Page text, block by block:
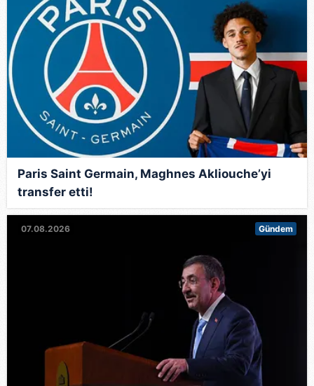
Paris Saint Germain, Maghnes Akliouche’yi
transfer etti!
07.08.2026 Gündem